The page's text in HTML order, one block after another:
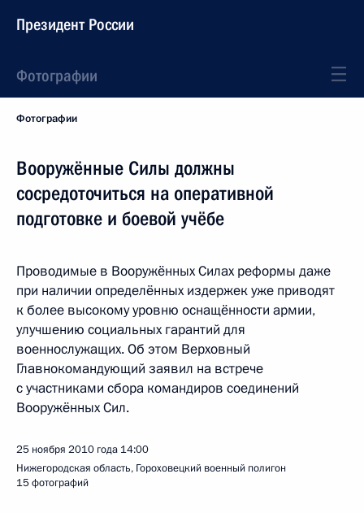
Президент России
Фотографии
Фотографии
Вооружённые Силы должны
сосредоточиться на оперативной
подготовке и боевой учёбе
Проводимые в Вооружённых Силах реформы даже
при наличии определённых издержек уже приводят
к более высокому уровню оснащённости армии,
улучшению социальных гарантий для
военнослужащих. Об этом Верховный
Главнокомандующий заявил на встрече
с участниками сбора командиров соединений
Вооружённых Сил.
25 ноября 2010 года 14:00
Нижегородская область, Гороховецкий военный полигон
15 фотографий